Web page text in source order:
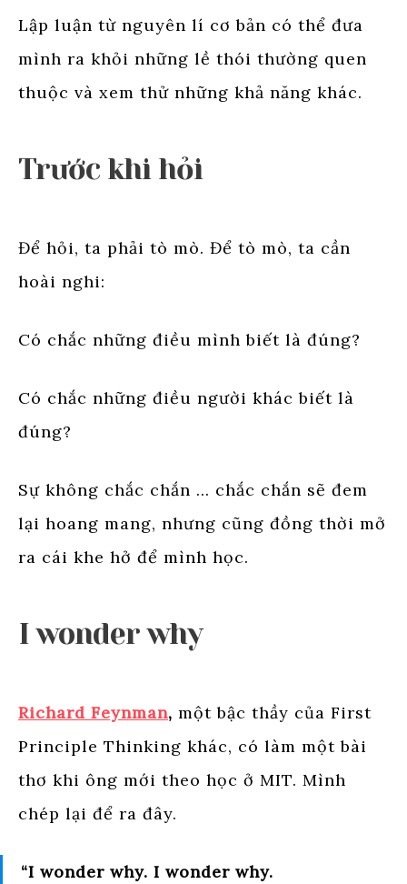
Lập luận từ nguyên lí cơ bản có thể đưa
mình ra khỏi những lề thói thường quen
thuộc và xem thử những khả năng khác.
Trước khi hỏi
Để hỏi, ta phải tò mò. Để tò mò, ta cần
hoài nghi:
Có chắc những điều mình biết là đúng?
Có chắc những điều người khác biết là
đúng?
Sự không chắc chắn … chắc chắn sẽ đem
lại hoang mang, nhưng cũng đồng thời mở
ra cái khe hở để mình học.
I wonder why
Richard Feynman, một bậc thầy của First
Principle Thinking khác, có làm một bài
thơ khi ông mới theo học ở MIT. Mình
chép lại để ra đây.
“I wonder why. I wonder why.